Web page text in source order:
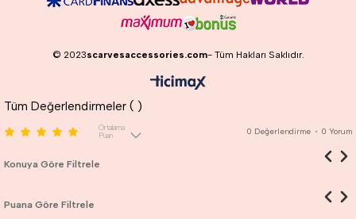
© 2023scarvesaccessories.com- Tüm Hakları Saklıdır.
Tüm Değerlendirmeler ( )
Ortalama
Puan
0 Değerlendirme • 0 Yorum
Konuya Göre Filtrele
Puana Göre Filtrele